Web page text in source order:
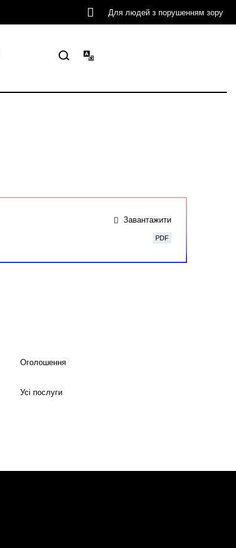
Для людей з порушенням зору
Завантажити
PDF
Оголошення
Усі послуги